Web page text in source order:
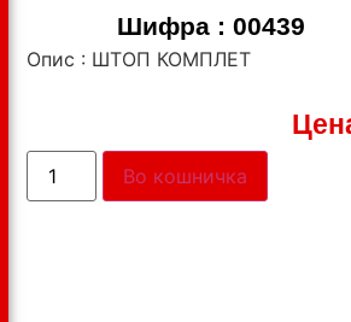
Шифра : 00439
Опис : ШТОП КОМПЛЕТ
Во кошничка